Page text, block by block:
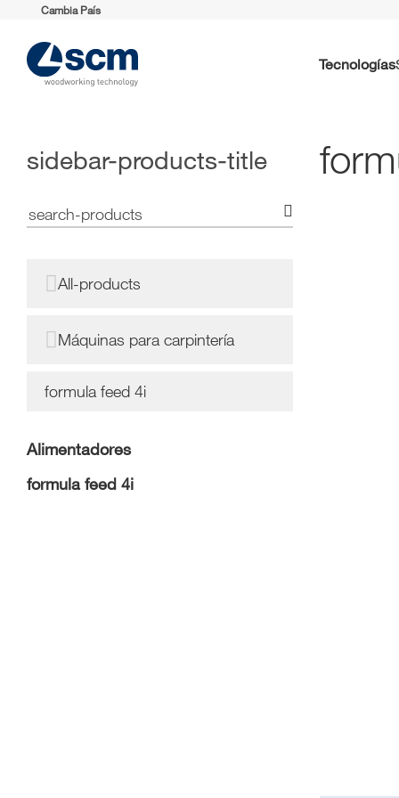
Cambia País
Tecnologías
sidebar-products-title
All-products
Máquinas para carpintería
formula feed 4i
Alimentadores
formula feed 4i